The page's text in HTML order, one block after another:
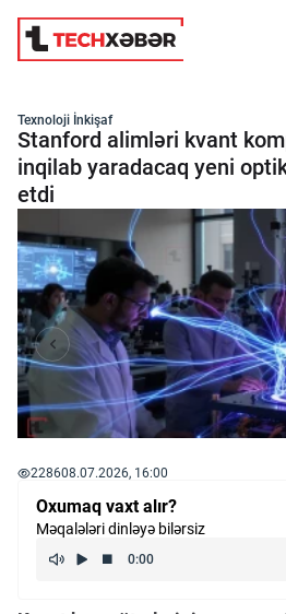
Süni İntellekt
Elm və Kosmos
Texnoloji İnkişaf
İnnovasiya və Startaplar
Robot və Cihazlar
Kriptovalyuta
Texnoloji İnkişaf
Stanford alimləri kvant
inqilab yaradacaq yeni
etdi
228608.07.2026, 16:00
Oxumaq vaxt alır?
Məqalələri dinləyə bilərsiz